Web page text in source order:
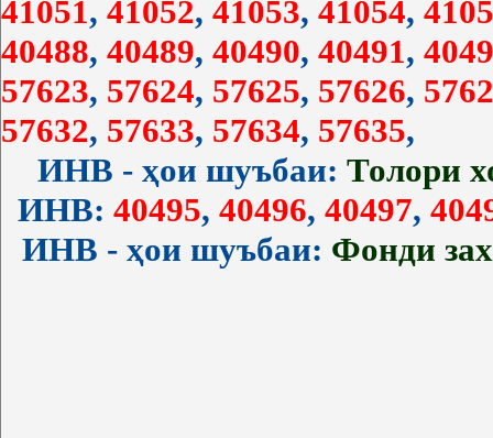
41051, 41052, 41053, 41054,
40488, 40489, 40490, 40491,
57623, 57624, 57625, 57626,
57632, 57633, 57634, 57635,
ИНВ - ҳои шуъбаи: Толори
ИНВ: 40495, 40496, 40497,
ИНВ - ҳои шуъбаи: Фонди